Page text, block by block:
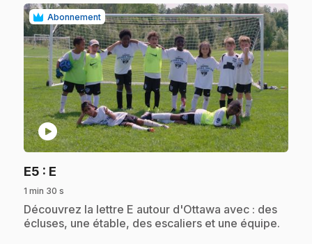
Abonnement
play_circle
E5 : E
1 min 30 s
.Découvrez la lettre E autour d'Ottawa avec : des
écluses, une étable, des escaliers et une équipe.